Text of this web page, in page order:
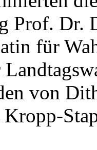
Prof. Dr.
für
von
Kropp-